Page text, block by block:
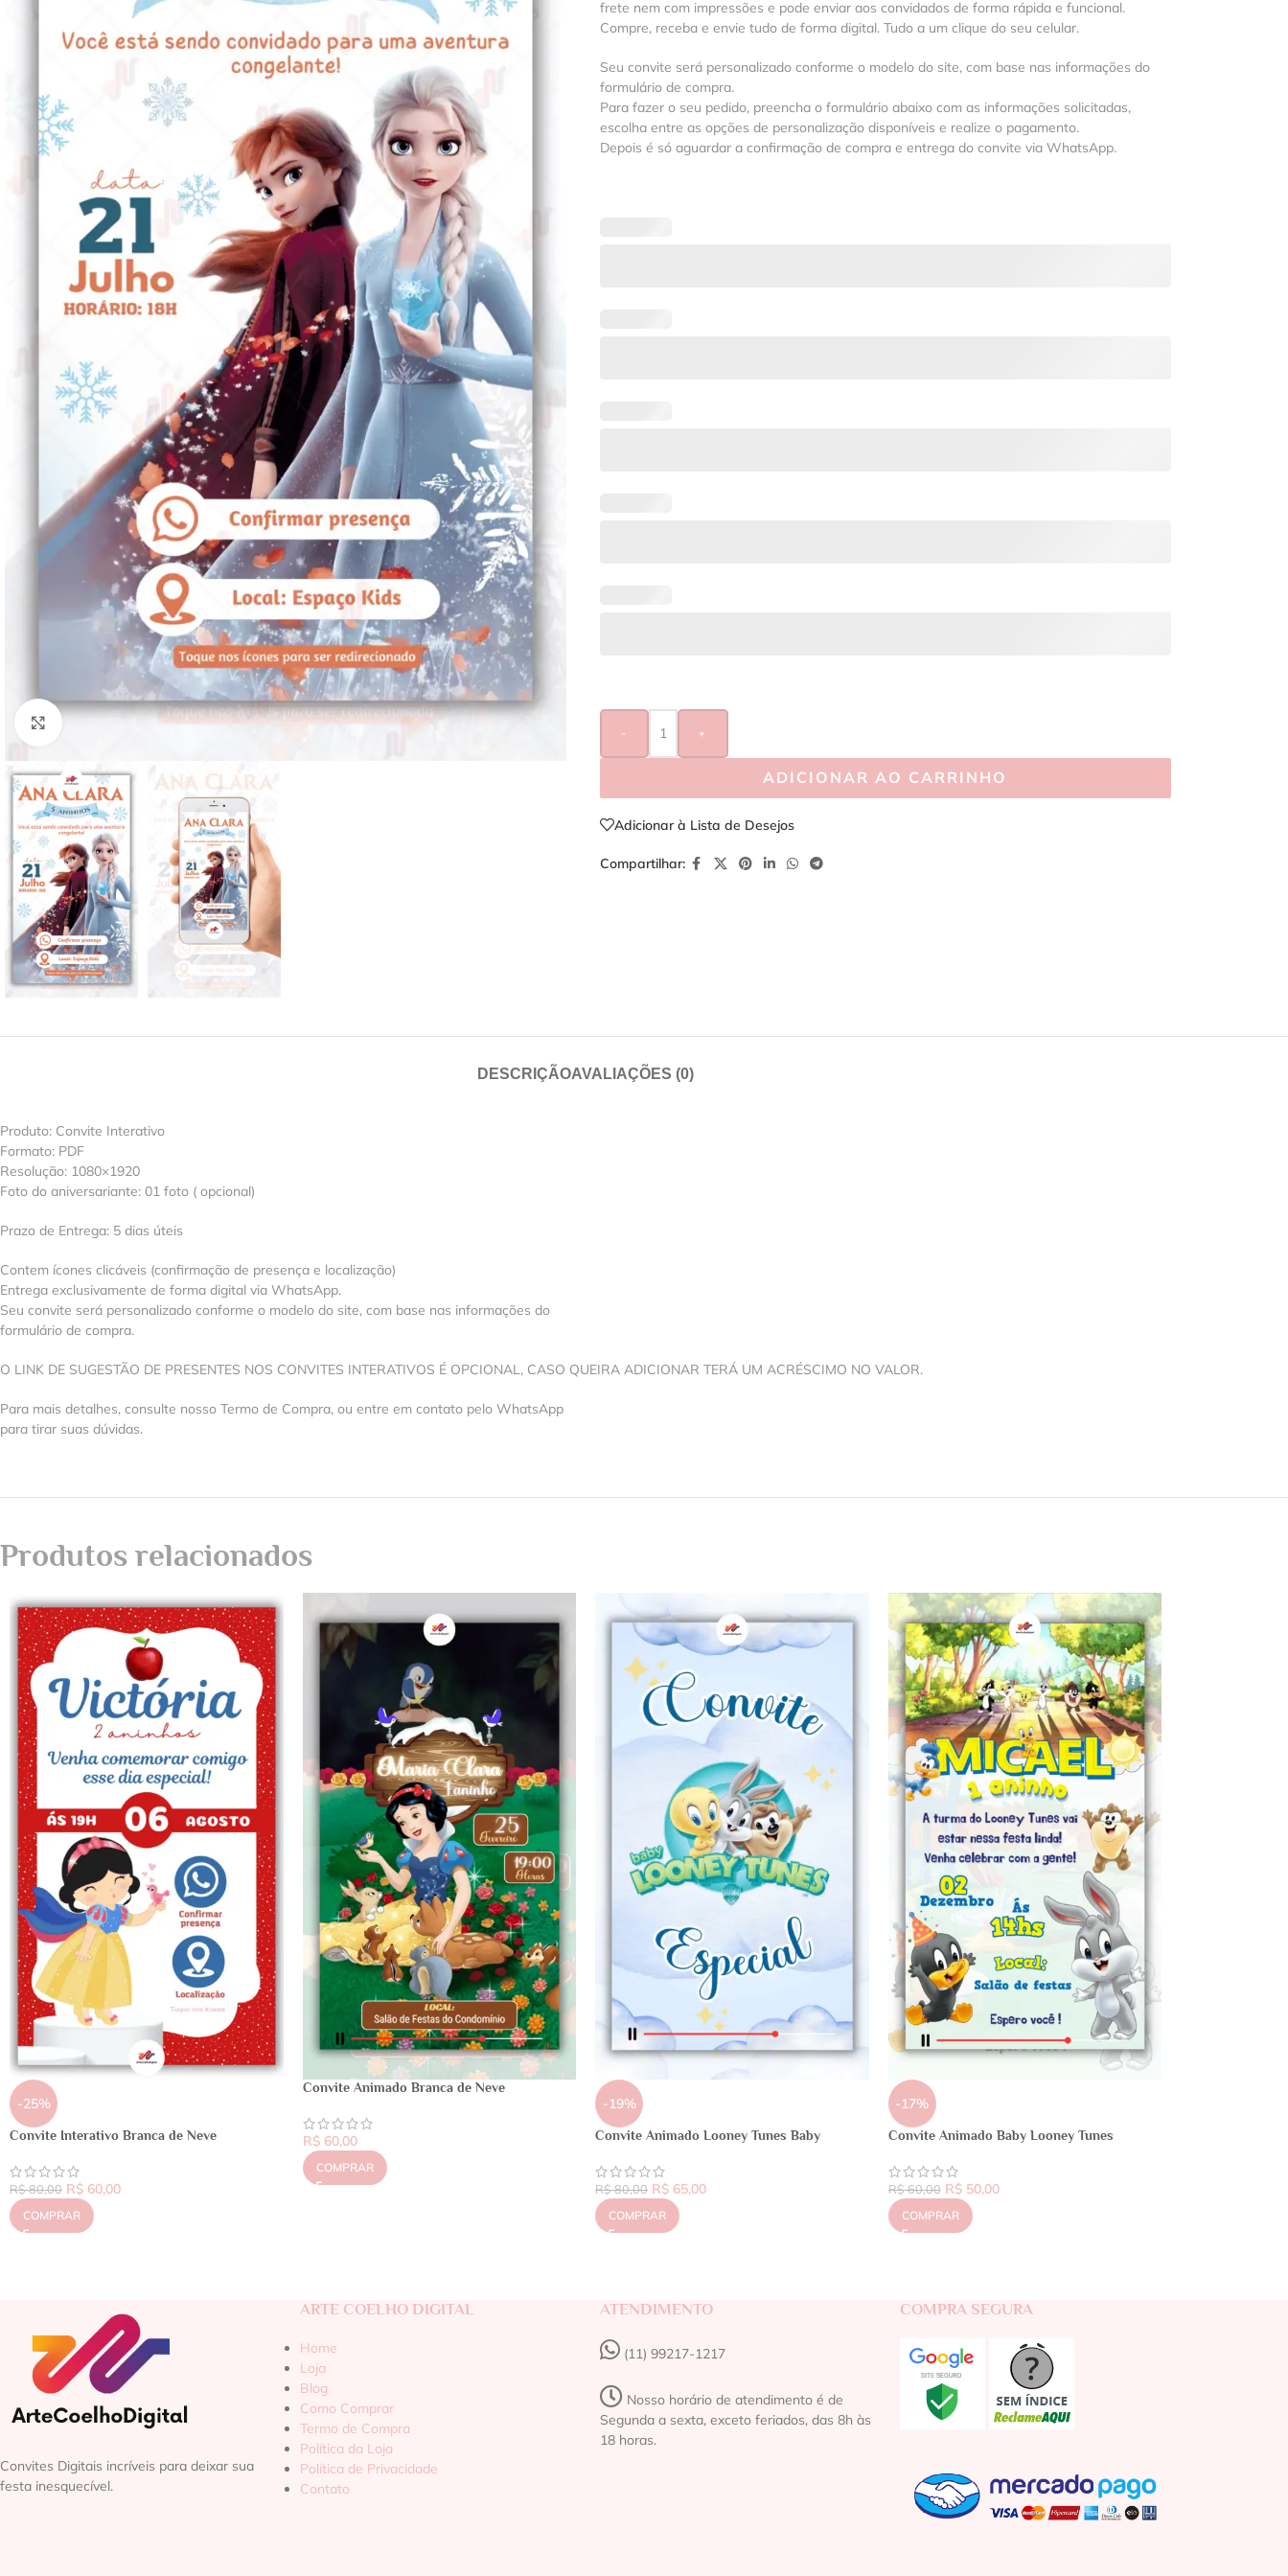
Clique para ampliar
frete nem com impressões e pode enviar aos convidados de forma rápida e funcional.
Compre, receba e envie tudo de forma digital. Tudo a um clique do seu celular.
Seu convite será personalizado conforme o modelo do site, com base nas informações do
formulário de compra.
Para fazer o seu pedido, preencha o formulário abaixo com as informações solicitadas,
escolha entre as opções de personalização disponíveis e realize o pagamento.
Depois é só aguardar a confirmação de compra e entrega do convite via WhatsApp.
- +
ADICIONAR AO CARRINHO
Adicionar à Lista de Desejos
Compartilhar:
DESCRIÇÃOAVALIAÇÕES (0)
Produto: Convite Interativo
Formato: PDF
Resolução: 1080×1920
Foto do aniversariante: 01 foto ( opcional)
Prazo de Entrega: 5 dias úteis
Contem ícones clicáveis (confirmação de presença e localização)
Entrega exclusivamente de forma digital via WhatsApp.
Seu convite será personalizado conforme o modelo do site, com base nas informações do
formulário de compra.
O LINK DE SUGESTÃO DE PRESENTES NOS CONVITES INTERATIVOS É OPCIONAL, CASO QUEIRA ADICIONAR TERÁ UM ACRÉSCIMO NO VALOR.
Para mais detalhes, consulte nosso Termo de Compra, ou entre em contato pelo WhatsApp
para tirar suas dúvidas.
Produtos relacionados
-25%
Convite Interativo Branca de Neve
R$80,00 R$ 60,00
COMPRAR
Convite Animado Branca de Neve
R$60,00
COMPRAR
-19%
Convite Animado Looney Tunes Baby
R$80,00 R$ 65,00
COMPRAR
-17%
Convite Animado Baby Looney Tunes
R$60,00 R$50,00
COMPRAR
Convites Digitais incríveis para deixar sua
festa inesquecível.
ARTE COELHO DIGITAL
Home
Loja
Blog
Como Comprar
Termo de Compra
Política da Loja
Política de Privacidade
Contato
ATENDIMENTO
(11) 99217-1217‬
Nosso horário de atendimento é de
Segunda a sexta, exceto feriados, das 8h às
18 horas.
COMPRA SEGURA